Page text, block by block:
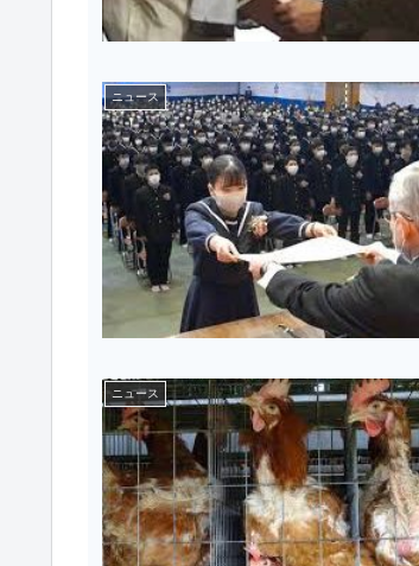
ニュース
ニュース